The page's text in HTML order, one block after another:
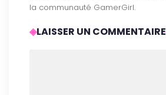
LAISSER UN COMMENTAIRE